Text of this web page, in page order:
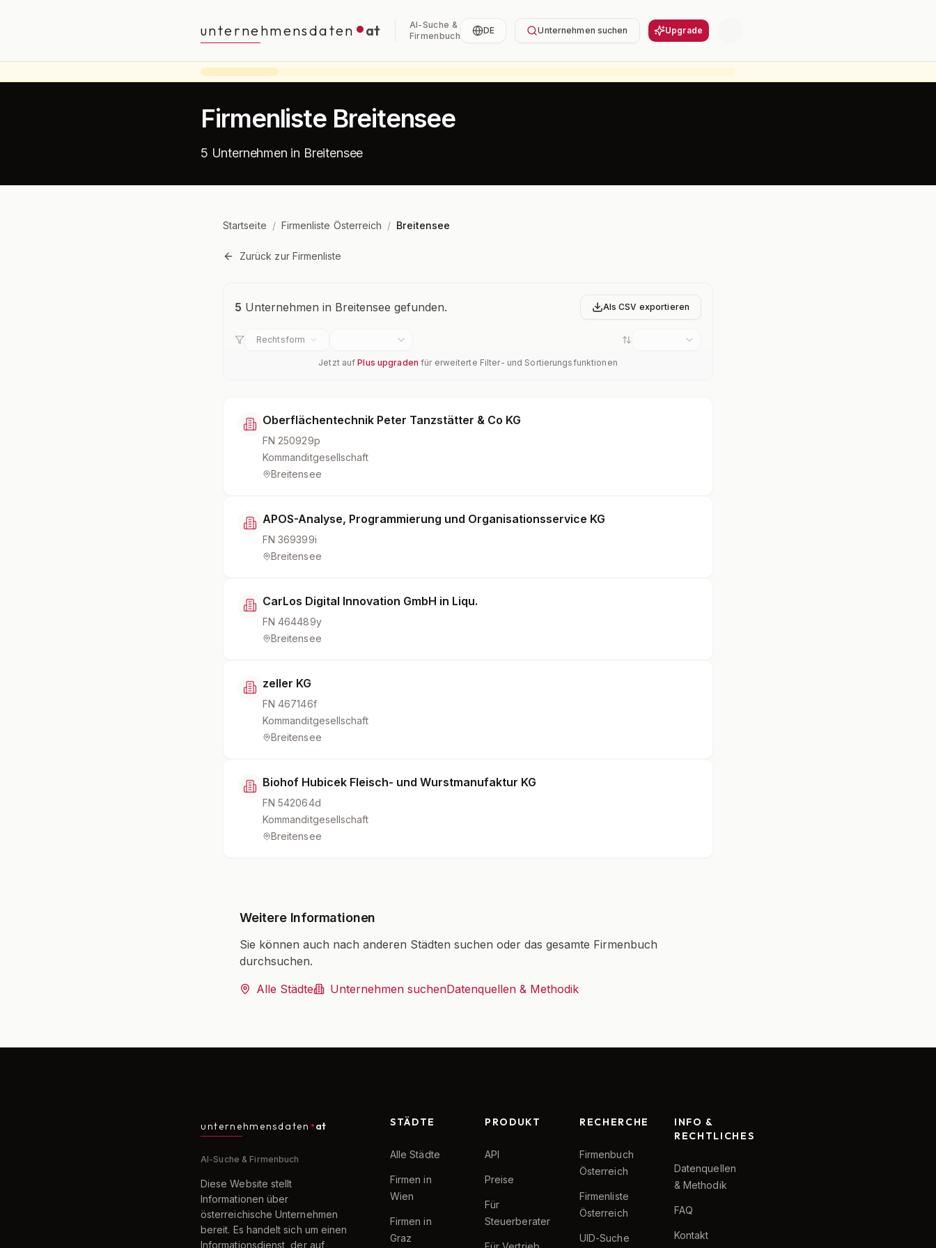
unternehmensdaten at
AI-Suche &
Firmenbuch
DE Unternehmen suchen Upgrade
Firmenliste Breitensee
5 Unternehmen in Breitensee
Startseite / Firmenliste Österreich / Breitensee
Zurück zur Firmenliste
Unternehmensübersicht
5 Unternehmen in Breitensee gefunden. Als CSV exportieren
Rechtsform
Jetzt aufPlus upgraden für erweiterte Filter- und Sortierungsfunktionen
Oberflächentechnik Peter Tanzstätter & Co KG
FN 250929p
Kommanditgesellschaft
Breitensee
APOS-Analyse, Programmierung und Organisationsservice KG
FN369399i
Breitensee
CarLos Digital Innovation GmbH in Liqu.
FN464489y
Breitensee
zeller KG
FN467146f
Kommanditgesellschaft
Breitensee
Biohof Hubicek Fleisch- und Wurstmanufaktur KG
FN542064d
Kommanditgesellschaft
Breitensee
Weitere Informationen
Sie können auch nach anderen Städten suchen oder das gesamte Firmenbuch
durchsuchen.
Alle Städte
Unternehmen suchenDatenquellen & Methodik
unternehmensdaten at
AI-Suche & Firmenbuch
Diese Website stellt
Informationen über
österreichische Unternehmen
bereit. Es handelt sich um einen
Informationsdienst, der auf
STÄDTE
Alle Städte
Firmen in
Wien
Firmen in
Graz
PRODUKT
API
Preise
Für
Steuerberater
RECHERCHE
Firmenbuch
Österreich
Firmenliste
Österreich
UID-Suche
INFO &
RECHTLICHES
Datenquellen
& Methodik
FAQ
Kontakt